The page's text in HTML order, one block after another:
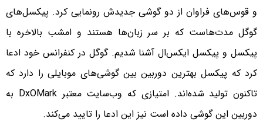
و قوس‌های فراوان از دو گوشی جدیدش رونمایی کرد. پیکسل‌های
گوگل مدت‌هاست که بر سر زبان‌ها هستند و امشب بالاخره با
پیکسل و پیکسل ایکس‌ال آشنا شدیم. گوگل در کنفرانس خود ادعا
کرد که پیکسل بهترین دوربین بین گوشی‌های موبایلی را دارد که
تاکنون تولید شده‌اند. امتیازی که وب‌سایت معتبر DxOMark به
دوربین این گوشی داده است نیز این ادعا را تایید می‌کند.